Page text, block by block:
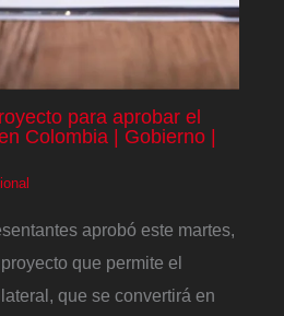
para aprobar el
Colombia | Gobierno |
aprobó este martes,
que permite el
que se convertirá en